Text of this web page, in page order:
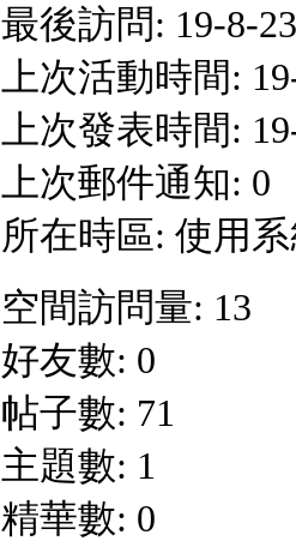
最後訪問: 19-8-
上次活動時間:
上次發表時間:
上次郵件通知: 0
所在時區: 使用
空間訪問量: 13
好友數: 0
帖子數: 71
主題數: 1
精華數: 0